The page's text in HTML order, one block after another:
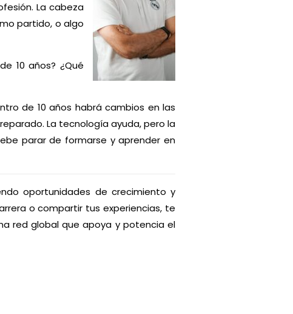
La cabeza
partido, o algo
10 años? ¿Qué
de 10 años habrá cambios en las
La tecnología ayuda, pero la
parar de formarse y aprender en
oportunidades de crecimiento y
o compartir tus experiencias, te
red global que apoya y potencia el